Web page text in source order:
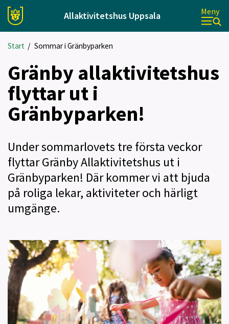
Allaktivitetshus Uppsala Meny
Start / Sommar i Gränbyparken
Gränby allaktivitetshus
flyttar ut i
Gränbyparken!
Under sommarlovets tre första veckor
flyttar Gränby Allaktivitetshus ut i
Gränbyparken! Där kommer vi att bjuda
på roliga lekar, aktiviteter och härligt
umgänge.